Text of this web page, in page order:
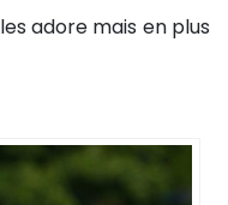
adore mais en plus